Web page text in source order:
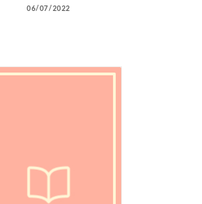
06/07/2022